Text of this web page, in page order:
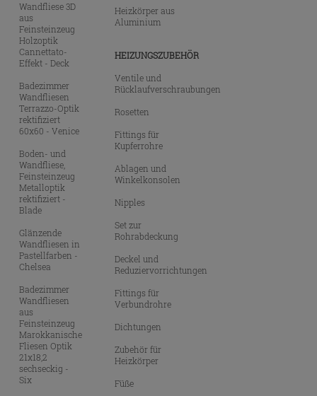
Wandfliese 3D
aus
Feinsteinzeug
Holzoptik
Cannettato-
Effekt - Deck
Badezimmer
Wandfliesen
Terrazzo-Optik
rektifiziert
60x60 - Venice
Boden- und
Wandfliese,
Feinsteinzeug
Metalloptik
rektifiziert -
Blade
Glänzende
Wandfliesen in
Pastellfarben -
Chelsea
Badezimmer
Wandfliesen
aus
Feinsteinzeug
Marokkanische
Fliesen Optik
21x18,2
sechseckig -
Six
Heizkörper aus
Aluminium
HEIZUNGSZUBEHÖR
Ventile und
Rücklaufverschraubungen
Rosetten
Fittings für
Kupferrohre
Ablagen und
Winkelkonsolen
Nipples
Set zur
Rohrabdeckung
Deckel und
Reduziervorrichtungen
Fittings für
Verbundrohre
Dichtungen
Zubehör für
Heizkörper
Füße